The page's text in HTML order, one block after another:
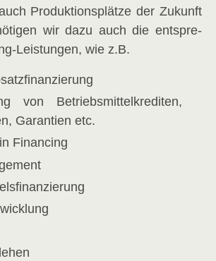
Pro­duk­ti­ons­plät­ze der Zukunft
wir dazu auch die ent­spre­
Leis­tun­gen, wie z.B.
von Betriebs­mit­tel­kre­di­ten,
Garan­tien etc.
Financing